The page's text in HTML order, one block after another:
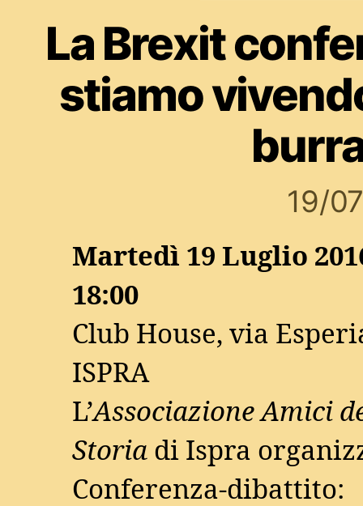
La Brexit
stiamo
19/
Martedì 19 Luglio
18:00
Club House, via
ISPRA
L’Associazione Amici
Storia di Ispra
Conferenza-dibattito: